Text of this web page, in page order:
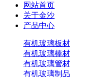
网站首页
关于金沙
产品中心
有机玻璃板材
有机玻璃棒材
有机玻璃管材
有机玻璃制品